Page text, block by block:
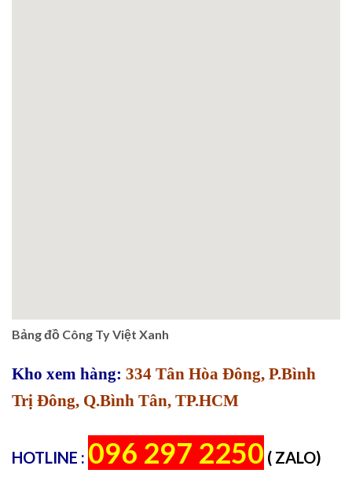
Bảng đồ Công Ty Việt Xanh
Kho xem hàng: 334 Tân Hòa Đông, P.Bình
Trị Đông, Q.Bình Tân, TP.HCM
HOTLINE : 096 297 2250 ( ZALO)